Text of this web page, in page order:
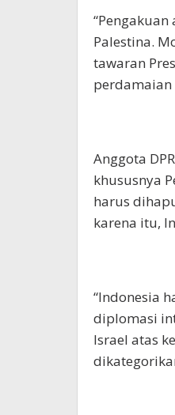
Palestina.
tawaran
perdamaian
Anggota
khususnya
harus
karena itu,
“Indonesia
diplomasi
Israel atas